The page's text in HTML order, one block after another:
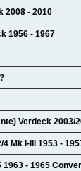
2008 - 2010
1956 - 1967
Verdeck 2003/
Mk I-III 1953 -
- 1965